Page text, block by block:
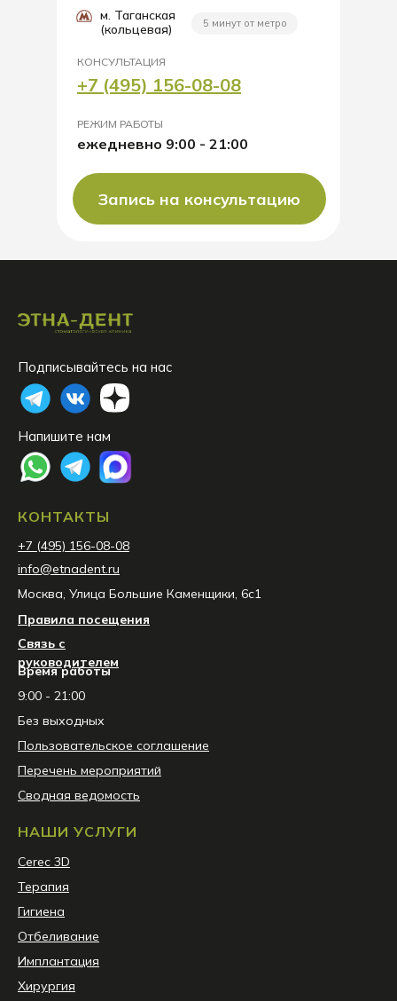
КОНСУЛЬТАЦИЯ
РЕЖИМ РАБОТЫ
ежедневно 9:00 - 21:00
+7 (495) 156-08-08
Запись на консультацию
5 минут от метро
м. Таганская
(кольцевая)
НАШИ УСЛУГИ
Сerec 3D
Терапия
Гигиена
Отбеливание
Имплантация
Хирургия
КОНТАКТЫ
info@etnadent.ru
Москва, Улица Большие Каменщики, 6с1
+7 (495) 156-08-08
Подписывайтесь на нас
Напишите нам
Правила посещения
Связь с
руководителем
Время работы
9:00 - 21:00
Без выходных
Пользовательское соглашение
Перечень мероприятий
Сводная ведомость